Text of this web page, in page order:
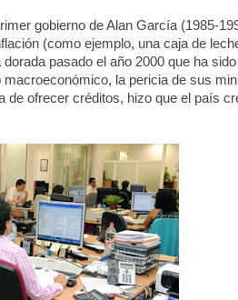
gobierno de Alan García (1985-
(como ejemplo, una caja de
pasado el año 2000 que ha
macroeconómico, la pericia de sus
de ofrecer créditos, hizo que el país